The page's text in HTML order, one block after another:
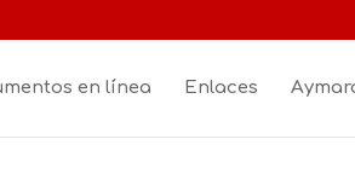
en línea Enlaces